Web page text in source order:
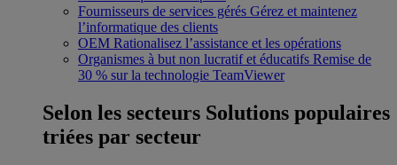
Fournisseurs de services gérés Gérez et maintenez
l’informatique des clients
OEM Rationalisez l’assistance et les opérations
Organismes à but non lucratif et éducatifs Remise de
30 % sur la technologie TeamViewer
Selon les secteurs Solutions populaires
triées par secteur